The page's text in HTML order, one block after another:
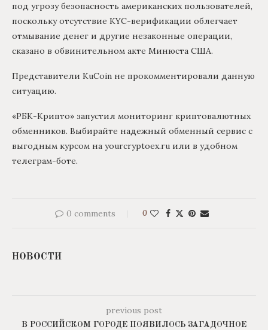
под угрозу безопасность американских пользователей,
поскольку отсутствие KYC-верификации облегчает
отмывание денег и другие незаконные операции,
сказано в обвинительном акте Минюста США.
Представители KuCoin не прокомментировали данную
ситуацию.
«РБК-Крипто» запустил мониторинг криптовалютных
обменников. Выбирайте надежный обменный сервис с
выгодным курсом на yourcryptoex.ru или в удобном
телеграм-боте.
0 comments 0
НОВОСТИ
previous post
В РОССИЙСКОМ ГОРОДЕ ПОЯВИЛОСЬ ЗАГАДОЧНОЕ